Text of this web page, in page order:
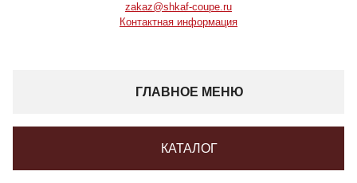
zakaz@shkaf-coupe.ru
Контактная информация
ГЛАВНОЕ МЕНЮ
КАТАЛОГ